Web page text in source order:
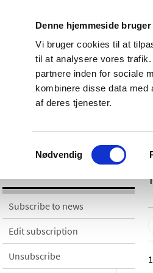
Denne hjemmeside
Vi bruger cookies til at
til at analysere vores
partnere inden for sociale
kombinere disse data med
af deres tjenester.
Samtykkevalg
Nødvendig
Licensing and
Side effects
information
Subscribe to news
Edit subscription
Unsubscribe